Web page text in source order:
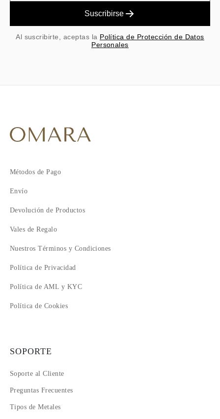
Suscribirse
Al suscribirte, aceptas la Política de Protección de Datos
Personales
Métodos de Pago
Envío
Devolución de Productos
Vales de Regalo
Nuestros Términos y Condiciones
Política de Privacidad
Política de AML y KYC
Política de Cookies
SOPORTE
Soporte al Cliente
Preguntas Frecuentes
Tipos de Metales